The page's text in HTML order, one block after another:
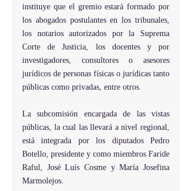
instituye que el gremio estará formado por
los abogados postulantes en los tribunales,
los notarios autorizados por la Suprema
Corte de Justicia, los docentes y por
investigadores, consultores o asesores
jurídicos de personas físicas o jurídicas tanto
públicas como privadas, entre otros.
La subcomisión encargada de las vistas
públicas, la cual las llevará a nivel regional,
está integrada por los diputados Pedro
Botello, presidente y como miembros Faride
Raful, José Luís Cosme y María Josefina
Marmolejos.